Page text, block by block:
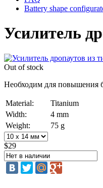
Battery shape
Усилитель
Out of stock
Необходим для повышения
Material:
Titanium
Width:
4 mm
Weight:
75 g
$29